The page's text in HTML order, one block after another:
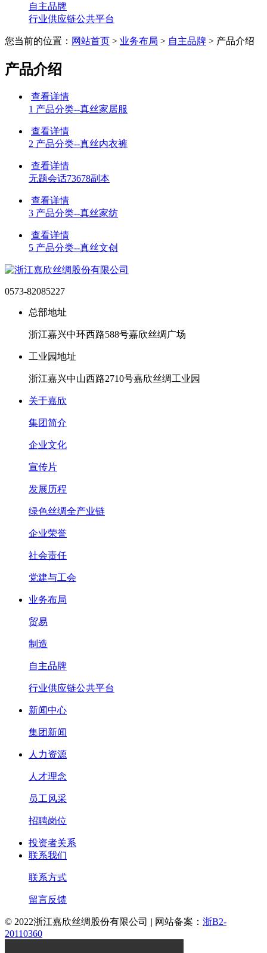
自主品牌
行业供应链公共平台
您当前的位置： 网站首页 > 业务布局 > 自主品牌 > 产品介绍
产品介绍
查看详情
1 产品分类--真丝家居服
查看详情
2 产品分类--真丝内衣裤
查看详情
无题会话73678副本
查看详情
3 产品分类--真丝家纺
查看详情
5 产品分类--真丝文创
0573-82085227
总部地址
浙江嘉兴中环西路588号嘉欣丝绸广场
工业园地址
浙江嘉兴中山西路2710号嘉欣丝绸工业园
关于嘉欣
集团简介
企业文化
宣传片
发展历程
绿色丝绸全产业链
企业荣誉
社会责任
党建与工会
业务布局
贸易
制造
自主品牌
行业供应链公共平台
新闻中心
集团新闻
人力资源
人才理念
员工风采
招聘岗位
投资者关系
联系我们
联系方式
留言反馈
© 2022浙江嘉欣丝绸股份有限公司 | 网站备案： 浙B2-
20110360